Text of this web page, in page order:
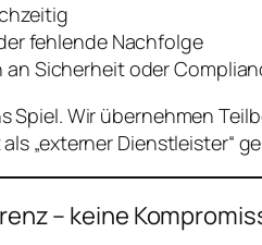
fehlende Nachfolge
Sicherheit oder
Spiel. Wir übernehmen
„externer Dienstleister“
– keine